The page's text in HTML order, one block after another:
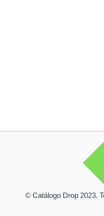
© Catálogo Drop 2023.